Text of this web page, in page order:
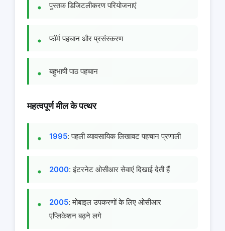
पुस्तक डिजिटलीकरण परियोजनाएं
फॉर्म पहचान और प्रसंस्करण
बहुभाषी पाठ पहचान
महत्वपूर्ण मील के पत्थर
1995: पहली व्यावसायिक लिखावट पहचान प्रणाली
2000: इंटरनेट ओसीआर सेवाएं दिखाई देती हैं
2005: मोबाइल उपकरणों के लिए ओसीआर
एप्लिकेशन बढ़ने लगे